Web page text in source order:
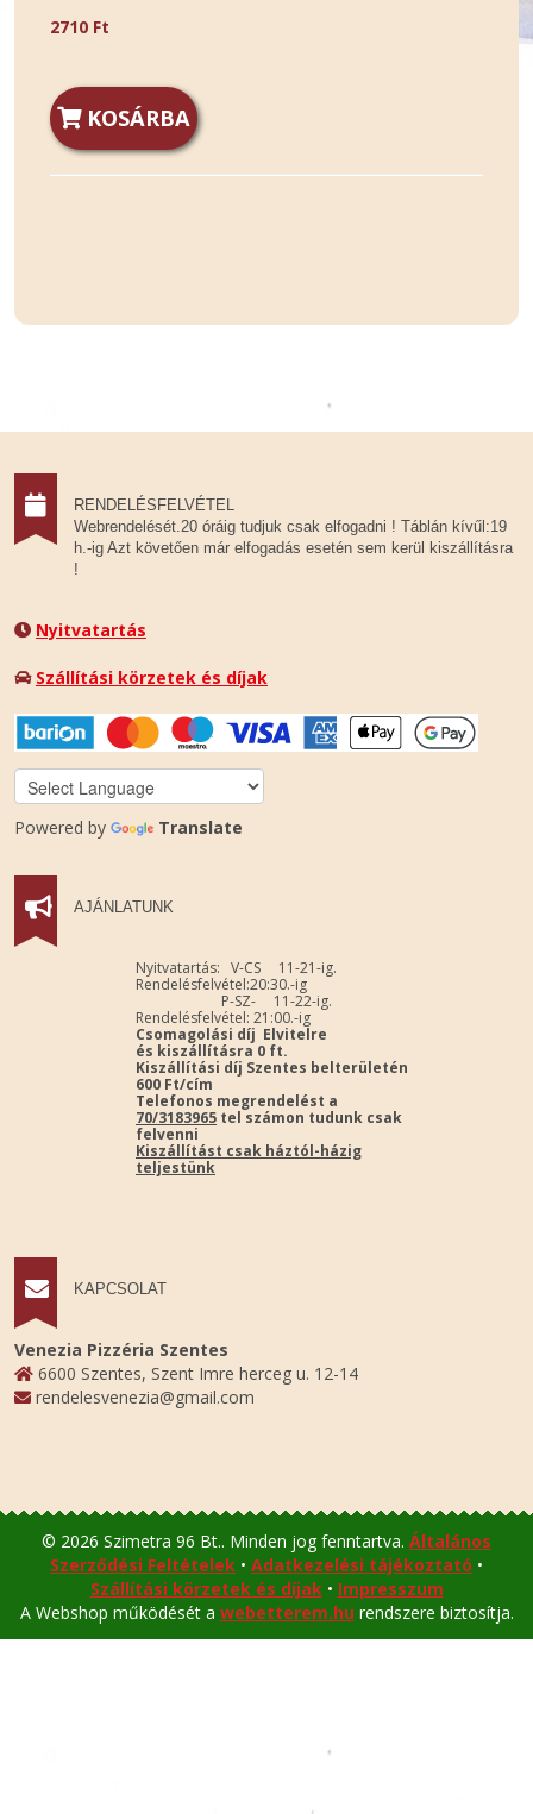
2710 Ft
KOSÁRBA
RENDELÉSFELVÉTEL
Webrendelését.20 óráig tudjuk csak elfogadni ! Táblán kívűl:19
h.-ig Azt követően már elfogadás esetén sem kerül kiszállításra
!
Nyitvatartás
Szállítási körzetek és díjak
Powered by Translate
AJÁNLATUNK
Nyitvatartás: V-CS 11-21-ig.
Rendelésfelvétel:20:30.-ig
P-SZ- 11-22-ig.
Rendelésfelvétel: 21:00.-ig
Csomagolási díj Elvitelre
és kiszállításra 0 ft.
Kiszállítási díj Szentes belterületén
600 Ft/cím
Telefonos megrendelést a
70/3183965 tel számon tudunk csak
felvenni
Kiszállítást csak háztól-házig
teljestünk
KAPCSOLAT
Venezia Pizzéria Szentes
6600 Szentes, Szent Imre herceg u. 12-14
rendelesvenezia@gmail.com
© 2026 Szimetra 96 Bt.. Minden jog fenntartva. Általános
Szerződési Feltételek • Adatkezelési tájékoztató •
Szállítási körzetek és díjak• Impresszum
A Webshop működését a webetterem.hu rendszere biztosítja.